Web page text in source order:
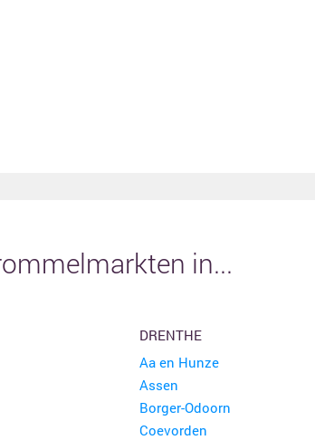
in...
DRENTHE
Aa en Hunze
Assen
Borger-Odoorn
Coevorden